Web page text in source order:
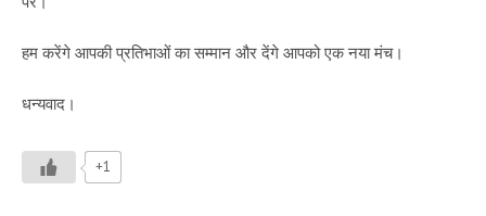
हम करेंगे आपकी प्रतिभाओं का सम्मान और देंगे आपको एक नया मंच।
धन्यवाद।
+1